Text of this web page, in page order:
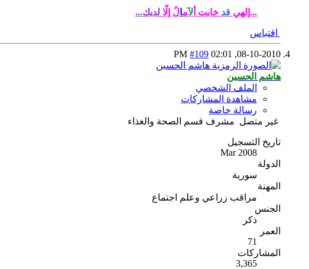
...إلهي قد خابت أ لآمالُ إلّا لديك...
اقتباس
08-10-2010,
02:01 PM
#109
هاشم الحسين
الملف الشخصي
مشاهدة المشاركات
رسالة خاصة
غير متصل مشرف قسم الصحة والغذاء
تاريخ التسجيل
Mar 2008
الدولة
سورية
المهنة
مراقب زراعي وعلم اجتماع
الجنس
ذكر
العمر
71
المشاركات
3,365